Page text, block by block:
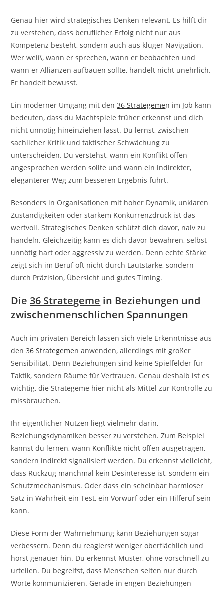
Genau hier wird strategisches Denken relevant. Es hilft dir
zu verstehen, dass beruflicher Erfolg nicht nur aus
Kompetenz besteht, sondern auch aus kluger Navigation.
Wer weiß, wann er sprechen, wann er beobachten und
wann er Allianzen aufbauen sollte, handelt nicht unehrlich.
Er handelt bewusst.
Ein moderner Umgang mit den36 Strategemen im Job kann
bedeuten, dass du Machtspiele früher erkennst und dich
nicht unnötig hineinziehen lässt. Du lernst, zwischen
sachlicher Kritik und taktischer Schwächung zu
unterscheiden. Du verstehst, wann ein Konflikt offen
angesprochen werden sollte und wann ein indirekter,
eleganterer Weg zum besseren Ergebnis führt.
Besonders in Organisationen mit hoher Dynamik, unklaren
Zuständigkeiten oder starkem Konkurrenzdruck ist das
wertvoll. Strategisches Denken schützt dich davor, naiv zu
handeln. Gleichzeitig kann es dich davor bewahren, selbst
unnötig hart oder aggressiv zu werden. Denn echte Stärke
zeigt sich im Beruf oft nicht durch Lautstärke, sondern
durch Präzision, Übersicht und gutes Timing.
Die36 Strategeme in Beziehungen und
zwischenmenschlichen Spannungen
Auch im privaten Bereich lassen sich viele Erkenntnisse aus
den36 Strategemen anwenden, allerdings mit großer
Sensibilität. Denn Beziehungen sind keine Spielfelder für
Taktik, sondern Räume für Vertrauen. Genau deshalb ist es
wichtig, die Strategeme hier nicht als Mittel zur Kontrolle zu
missbrauchen.
Ihr eigentlicher Nutzen liegt vielmehr darin,
Beziehungsdynamiken besser zu verstehen. Zum Beispiel
kannst du lernen, wann Konflikte nicht offen ausgetragen,
sondern indirekt signalisiert werden. Du erkennst vielleicht,
dass Rückzug manchmal kein Desinteresse ist, sondern ein
Schutzmechanismus. Oder dass ein scheinbar harmloser
Satz in Wahrheit ein Test, ein Vorwurf oder ein Hilferuf sein
kann.
Diese Form der Wahrnehmung kann Beziehungen sogar
verbessern. Denn du reagierst weniger oberflächlich und
hörst genauer hin. Du erkennst Muster, ohne vorschnell zu
urteilen. Du begreifst, dass Menschen selten nur durch
Worte kommunizieren. Gerade in engen Beziehungen